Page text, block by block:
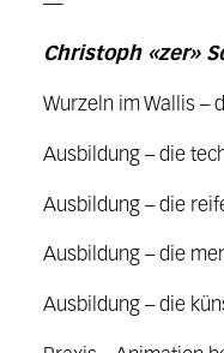
—
Christoph «zer»
Wurzeln im Wallis –
Ausbildung – die
Ausbildung – die
Ausbildung – die
Ausbildung – die